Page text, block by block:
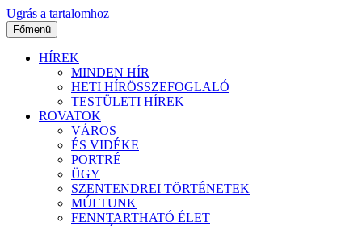
Ugrás a tartalomhoz
Főmenü
HÍREK
MINDEN HÍR
HETI HÍRÖSSZEFOGLALÓ
TESTÜLETI HÍREK
ROVATOK
VÁROS
ÉS VIDÉKE
PORTRÉ
ÜGY
SZENTENDREI TÖRTÉNETEK
MÚLTUNK
FENNTARTHATÓ ÉLET